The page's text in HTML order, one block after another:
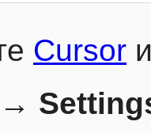
Cursor